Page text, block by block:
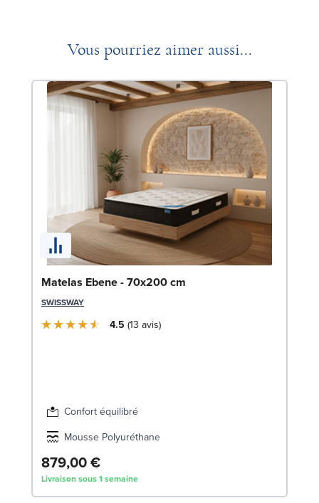
Vous pourriez aimer aussi...
Matelas Ebene - 70x200 cm
SWISSWAY
4.5 13 avis
Confort équilibré
Mousse Polyuréthane
879,00 €
Livraison sous 1 semaine